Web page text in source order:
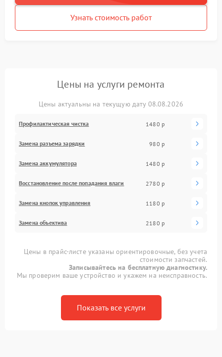
Узнать стоимость работ
Цены на услуги ремонта
Цены актуальны на текущую дату 08.08.2026
Профилактическая чистка 1480 р
Замена разъема зарядки 980 р
Замена аккумулятора 1480 р
Восстановление после попадания влаги 2780 р
Замена кнопок управления 1180 р
Замена объектива 2180 р
Цены в прайс-листе указаны ориентировочные, без учета
стоимости запчастей.
Записывайтесь на бесплатную диагностику.
Мы проверим ваше устройство и укажем на неисправность.
Показать все услуги